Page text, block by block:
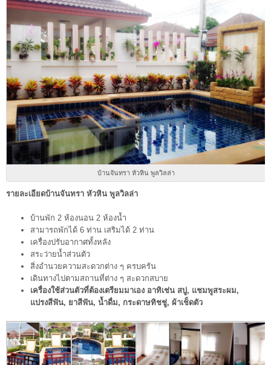
บ้านจันทรา หัวหิน พูลวิลล่า
รายละเอียดบ้านจันทรา หัวหิน พูลวิลล่า
บ้านพัก 2 ห้องนอน 2 ห้องน้ำ
สามารถพักได้ 6 ท่าน เสริมได้ 2 ท่าน
เครื่องปรับอากาศทั้งหลัง
สระว่ายน้ำส่วนตัว
สิ่งอำนวยความสะดวกต่าง ๆ ครบครัน
เดินทางไปตามสถานที่ต่าง ๆ สะดวกสบาย
เครื่องใช้ส่วนตัวที่ต้องเตรียมมาเอง อาทิเช่น สบู่, แชมพูสระผม,
แปรงสีฟัน, ยาสีฟัน, น้ำดื่ม, กระดาษทิชชู่, ผ้าเช็ดตัว